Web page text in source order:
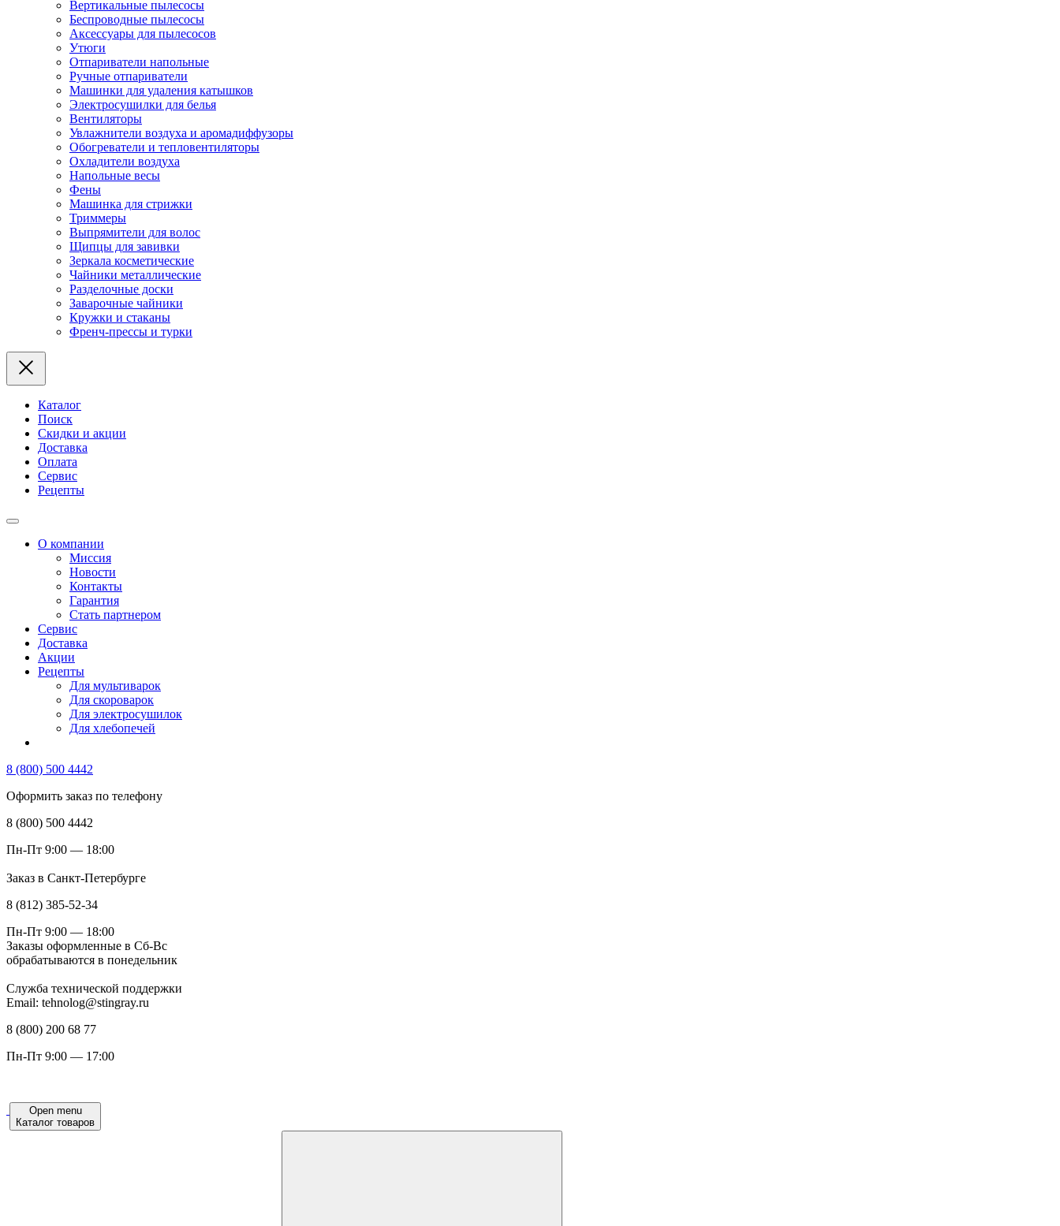
Вертикальные пылесосы
Беспроводные пылесосы
Аксессуары для пылесосов
Утюги
Отпариватели напольные
Ручные отпариватели
Машинки для удаления катышков
Электросушилки для белья
Вентиляторы
Увлажнители воздуха и аромадиффузоры
Обогреватели и тепловентиляторы
Охладители воздуха
Напольные весы
Фены
Машинка для стрижки
Триммеры
Выпрямители для волос
Щипцы для завивки
Зеркала косметические
Чайники металлические
Разделочные доски
Заварочные чайники
Кружки и стаканы
Френч-прессы и турки
Каталог
Поиск
Скидки и акции
Доставка
Оплата
Сервис
Рецепты
О компании
Миссия
Новости
Контакты
Гарантия
Стать партнером
Сервис
Доставка
Акции
Рецепты
Для мультиварок
Для скороварок
Для электросушилок
Для хлебопечей
8 (800) 500 4442
Оформить заказ по телефону
8 (800) 500 4442
Пн-Пт 9:00 — 18:00
Заказ в Санкт-Петербурге
8 (812) 385-52-34
Пн-Пт 9:00 — 18:00
Заказы оформленные в Сб-Вс
обрабатываются в понедельник
Служба технической поддержки
Email: tehnolog@stingray.ru
8 (800) 200 68 77
Пн-Пт 9:00 — 17:00
Open menu
Каталог товаров